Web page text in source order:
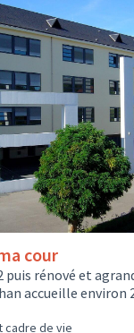
cour
puis rénové et
accueille environ
cadre de vie